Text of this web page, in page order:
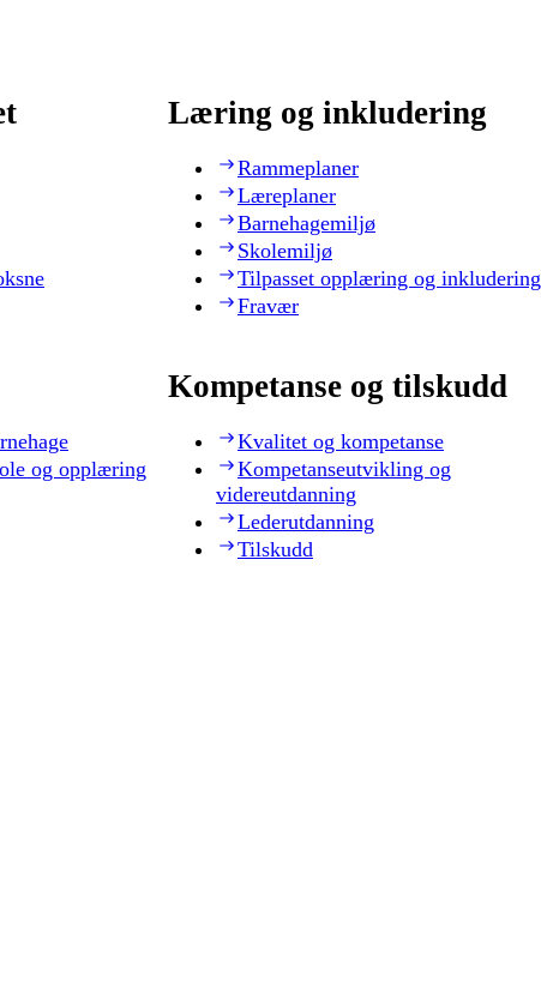
Læring og inkludering
Rammeplaner
Læreplaner
Barnehagemiljø
Skolemiljø
Tilpasset opplæring og inkludering
Fravær
og opplæring
Kompetanse og tilskudd
Kvalitet og kompetanse
Kompetanseutvikling og
videreutdanning
Lederutdanning
Tilskudd